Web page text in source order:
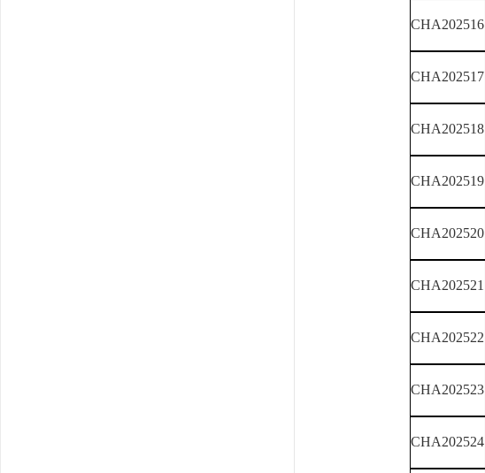
CHA202516
CHA202517
CHA202518
CHA202519
CHA202520
CHA202521
CHA202522
CHA202523
CHA202524